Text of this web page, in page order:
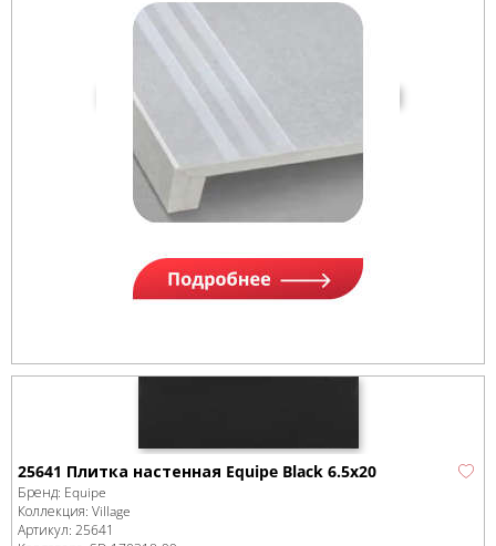
25641 Плитка настенная Equipe Black 6.5x20
Бренд: Equipe
Коллекция: Village
Артикул: 25641